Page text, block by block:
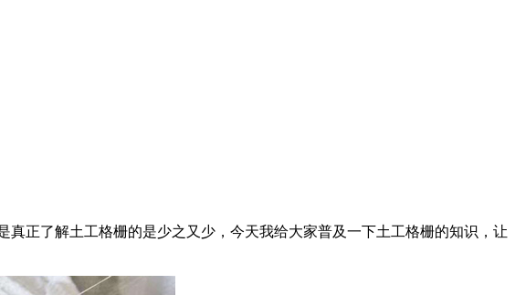
了解土工格栅的是少之又少，今天我给大家普及一下土工格栅的知识，让